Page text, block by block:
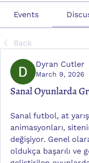
Events
Back
Dyran Cutler
March 9, 2026
Sanal Oyunlarda
Sanal futbol, at
animasyonları,
değişiyor. Genel
oldukça başarılı